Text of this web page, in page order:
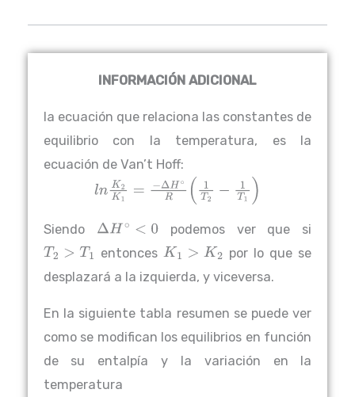
INFORMACIÓN ADICIONAL
la ecuación que relaciona las constantes de
equilibrio con la temperatura, es la
ecuación de Van’t Hoff:
lnK2K =− ΔH∘R( 1T2− 1T 1)
Siendo ΔH∘ 0
podemos ver que si
T2 >T 1 entoncesK1> K2
por lo que se
desplazará a la izquierda, y viceversa.
En la siguiente tabla resumen se puede ver
como se modifican los equilibrios en función
de su entalpía y la variación en la
temperatura